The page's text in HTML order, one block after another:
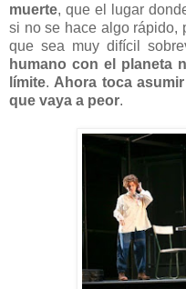
muerte, que el lugar
si no se hace algo rápido,
que sea muy difícil
humano con el planeta
límite. Ahora toca
que vaya a peor.